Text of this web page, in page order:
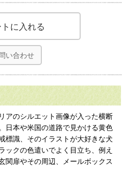
に入れる
い合わせ
アのシルエット画像が入った横断
日本や米国の道路で見かける黄色
標識、そのイラストが大好きな犬
ックの色遣いでよく目立ち、例え
関扉やその周辺、メールボックス